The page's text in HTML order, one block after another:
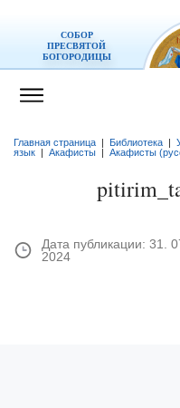
СОБОР
ПРЕСВЯТОЙ
БОГОРОДИЦЫ
Главная страница Библиотека
язык
Акафисты Акафисты
Дата публикации:31.
2024